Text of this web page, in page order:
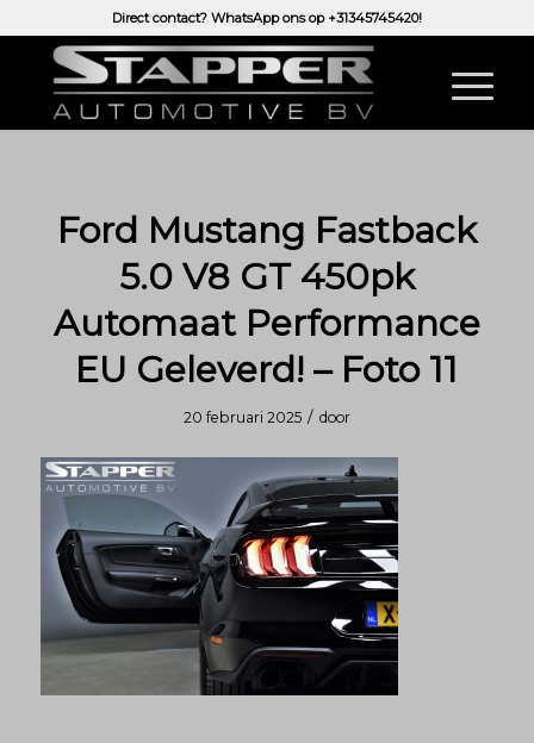
Direct contact? WhatsApp ons op +31345745420!
Ford Mustang Fastback
5.0 V8 GT 450pk
Automaat Performance
EU Geleverd! – Foto 11
20 februari 2025 / door